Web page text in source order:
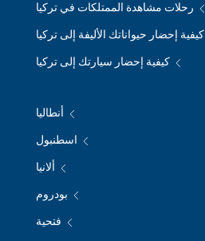
رحلات مشاهدة الممتلكات في تركيا
كيفية إحضار حيواناتك الأليفة إلى تركيا
كيفية إحضار سيارتك إلى تركيا
أنطاليا
اسطنبول
ألانيا
بودروم
فتحية